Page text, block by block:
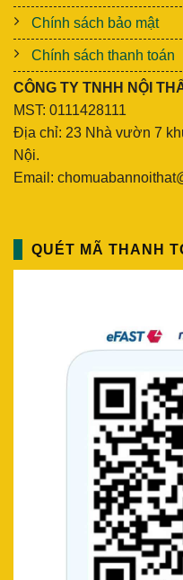
Chính sách bảo mật
Chính sách thanh toán
CÔNG TY TNHH NỘI
MST: 0111428111
Địa chỉ: 23 Nhà vườn 7
Nội.
Email:
QUÉT MÃ THANH